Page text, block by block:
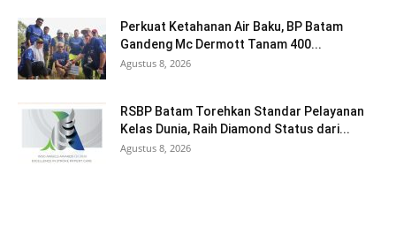
Perkuat Ketahanan Air Baku, BP Batam
Gandeng Mc Dermott Tanam 400...
Agustus 8, 2026
RSBP Batam Torehkan Standar Pelayanan
Kelas Dunia, Raih Diamond Status dari...
Agustus 8, 2026